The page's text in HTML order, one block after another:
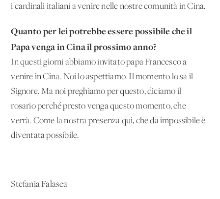
i cardinali italiani a venire nelle nostre comunità in Cina.
Quanto per lei potrebbe essere possibile che il
Papa venga in Cina il prossimo anno?
In questi giorni abbiamo invitato papa Francesco a
venire in Cina. Noi lo aspettiamo. Il momento lo sa il
Signore. Ma noi preghiamo per questo, diciamo il
rosario perché presto venga questo momento, che
verrà. Come la nostra presenza qui, che da impossibile è
diventata possibile.
Stefania Falasca